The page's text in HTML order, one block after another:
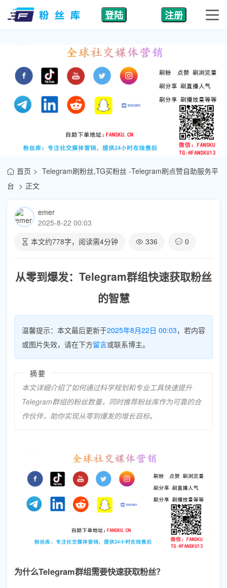
登陆 注册
首页
Telegram刷粉丝,TG买粉丝 -Telegram刷点赞自助服务平
台
正文
emer
2025-8-22 00:03
本文约778字，阅读需4分钟 336 0
从零到爆发：Telegram群组快速获取粉丝
的智慧
温馨提示：本文最后更新于2025年8月22日 00:03，若内容
或图片失效，请在下方留言或联系博主。
摘要
本文详细介绍了如何通过科学规划和专业工具快速提升
Telegram群组的粉丝数量，同时推荐粉丝库作为可靠的合
作伙伴，助你实现从零到爆发的增长目标。
为什么Telegram群组需要快速获取粉丝？